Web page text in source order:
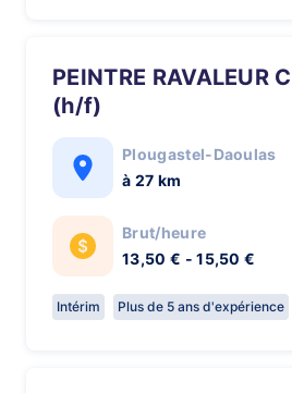
PEINTRE RAVALEUR CONFIRME
(h/f)
Plougastel-Daoulas
à 27 km
Brut/heure
13,50 € - 15,50 €
Intérim Plus de 5 ans d'expérience